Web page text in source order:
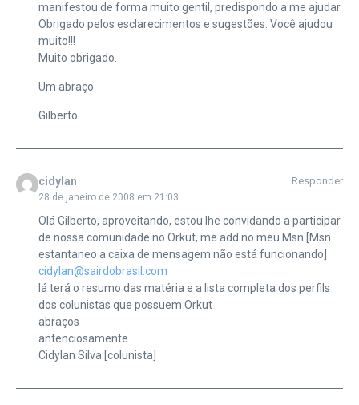
manifestou de forma muito gentil, predispondo a me ajudar.
Obrigado pelos esclarecimentos e sugestões. Você ajudou
muito!!!
Muito obrigado.
Um abraço
Gilberto
cidylan
28 de janeiro de 2008 em 21:03
Responder
Olá Gilberto, aproveitando, estou lhe convidando a participar
de nossa comunidade no Orkut, me add no meu Msn [Msn
estantaneo a caixa de mensagem não está funcionando]
cidylan@sairdobrasil.com
lá terá o resumo das matéria e a lista completa dos perfils
dos colunistas que possuem Orkut
abraços
antenciosamente
Cidylan Silva [colunista]